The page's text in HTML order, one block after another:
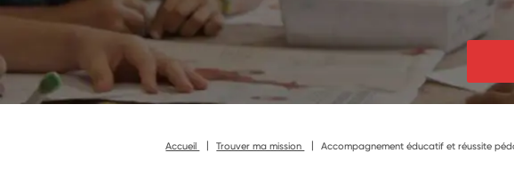
Accueil Trouver ma mission Accompagnement éducatif et réussite